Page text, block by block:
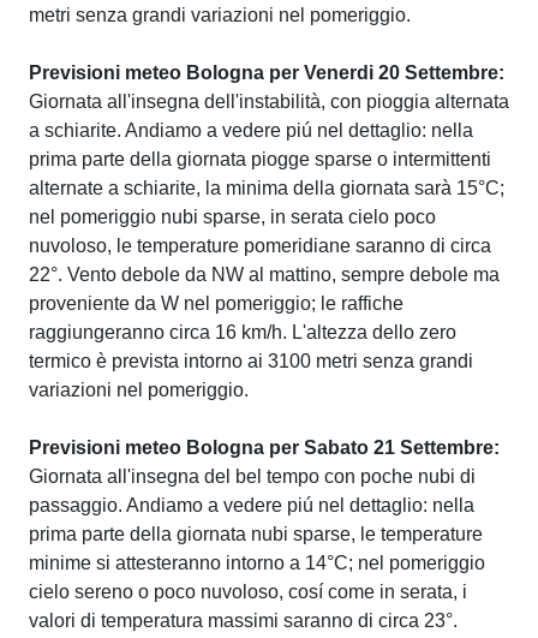
metri senza grandi variazioni nel pomeriggio.
Previsioni meteo Bologna per Venerdi 20 Settembre:
Giornata all'insegna dell'instabilità, con pioggia alternata
a schiarite. Andiamo a vedere piú nel dettaglio: nella
prima parte della giornata piogge sparse o intermittenti
alternate a schiarite, la minima della giornata sarà 15°C;
nel pomeriggio nubi sparse, in serata cielo poco
nuvoloso, le temperature pomeridiane saranno di circa
22°. Vento debole da NW al mattino, sempre debole ma
proveniente da W nel pomeriggio; le raffiche
raggiungeranno circa 16 km/h. L'altezza dello zero
termico è prevista intorno ai 3100 metri senza grandi
variazioni nel pomeriggio.
Previsioni meteo Bologna per Sabato 21 Settembre:
Giornata all'insegna del bel tempo con poche nubi di
passaggio. Andiamo a vedere piú nel dettaglio: nella
prima parte della giornata nubi sparse, le temperature
minime si attesteranno intorno a 14°C; nel pomeriggio
cielo sereno o poco nuvoloso, cosí come in serata, i
valori di temperatura massimi saranno di circa 23°.